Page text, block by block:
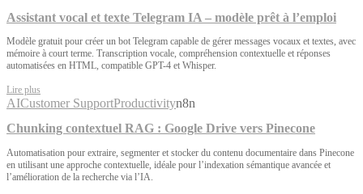
Assistant vocal et texte Telegram IA – modèle prêt à l’emploi
Modèle gratuit pour créer un bot Telegram capable de gérer messages vocaux et textes, avec
mémoire à court terme. Transcription vocale, compréhension contextuelle et réponses
automatisées en HTML, compatible GPT-4 et Whisper.
Lire plus
AICustomer SupportProductivityn8n
Chunking contextuel RAG : Google Drive vers Pinecone
Automatisation pour extraire, segmenter et stocker du contenu documentaire dans Pinecone
en utilisant une approche contextuelle, idéale pour l’indexation sémantique avancée et
l’amélioration de la recherche via l’IA.